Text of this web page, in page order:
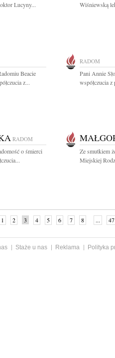
Lucyny...
Wiśniewską
Beacie
z...
RADOM
Pani Annie
współczucia
RADOM
o śmierci
Ze smutkiem
Miejskiej
1 2 3 4 5 6 7 8 ... 47
Staże u nas Reklama
Polityka